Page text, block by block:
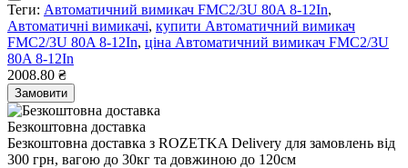
Теги: Автоматичний вимикач FMC2/3U 80A 8-12In,
Автоматичні вимикачі, купити Автоматичний вимикач
FMC2/3U 80A 8-12In, ціна Автоматичний вимикач FMC2/3U
80A 8-12In
2008.80 ₴
Замовити
Безкоштовна доставка
Безкоштовна доставка з ROZETKA Delivery для замовлень від
300 грн, вагою до 30кг та довжиною до 120см